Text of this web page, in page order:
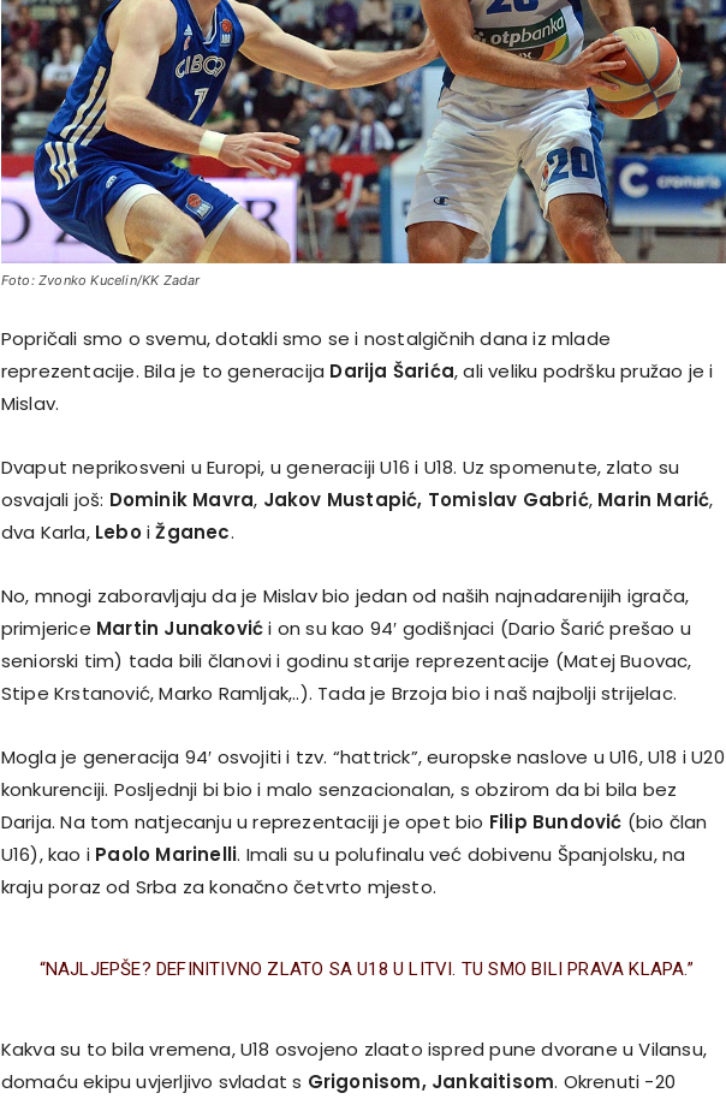
Foto: Zvonko Kucelin/KK Zadar
Popričali smo o svemu, dotakli smo se i nostalgičnih dana iz mlade
reprezentacije. Bila je to generacija Darija Šarića, ali veliku podršku pružao je i
Mislav.
Dvaput neprikosveni u Europi, u generaciji U16 i U18. Uz spomenute, zlato su
osvajali još: Dominik Mavra, Jakov Mustapić, Tomislav Gabrić, Marin Marić,
dva Karla, LeboiŽganec.
No, mnogi zaboravljaju da je Mislav bio jedan od naših najnadarenijih igrača,
primjerice Martin Junakovići on su kao 94′ godišnjaci (Dario Šarić prešao u
seniorski tim) tada bili članovi i godinu starije reprezentacije (Matej Buovac,
Stipe Krstanović, Marko Ramljak,..). Tada je Brzoja bio i naš najbolji strijelac.
Mogla je generacija 94′ osvojiti i tzv. “hattrick”, europske naslove u U16, U18 i U20
konkurenciji. Posljednji bi bio i malo senzacionalan, s obzirom da bi bila bez
Darija. Na tom natjecanju u reprezentaciji je opet bio Filip Bundović (bio član
U16), kao i Paolo Marinelli. Imali su u polufinalu već dobivenu Španjolsku, na
kraju poraz od Srba za konačno četvrto mjesto.
“NAJLJEPŠE? DEFINITIVNO ZLATO SA U18 U LITVI. TU SMO BILI PRAVA KLAPA.”
Kakva su to bila vremena, U18 osvojeno zlaato ispred pune dvorane u Vilansu,
domaću ekipu uvjerljivo svladat s Grigonisom, Jankaitisom. Okrenuti -20